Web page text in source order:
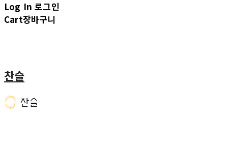
Log In 로그인
Cart장바구니
찬슬